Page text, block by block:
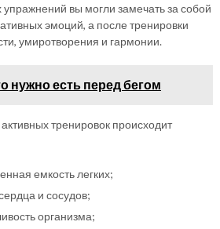
вы могли замечать за собой
эмоций, а после тренировки
умиротворения и гармонии.
нужно есть перед бегом
тренировок происходит
емкость легких;
и сосудов;
организма;